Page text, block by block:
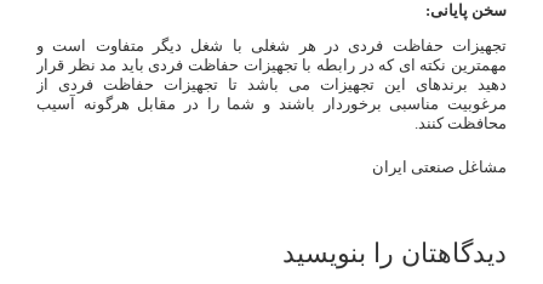
سخن پایانی:
تجهیزات حفاظت فردی در هر شغلی با شغل دیگر متفاوت است و
مهمترین نکته ای که در رابطه با تجهیزات حفاظت فردی باید مد نظر قرار
دهید برندهای این تجهیزات می باشد تا تجهیزات حفاظت فردی از
مرغوبیت مناسبی برخوردار باشند و شما را در مقابل هرگونه آسیب
محافظت کنند.
مشاغل صنعتی ایران
دیدگاهتان را بنویسید